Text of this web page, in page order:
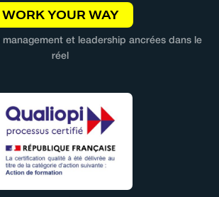
WORK YOUR WAY
management et leadership ancrées dans le
réel